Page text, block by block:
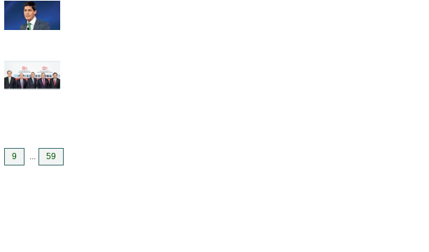
9 ... 59